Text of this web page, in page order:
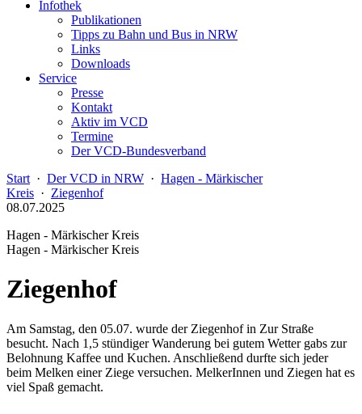
Infothek
Publikationen
Tipps zu Bahn und Bus in NRW
Links
Downloads
Service
Presse
Kontakt
Aktiv im VCD
Termine
Der VCD-Bundesverband
Start · Der VCD in NRW · Hagen - Märkischer
Kreis · Ziegenhof
08.07.2025
Hagen - Märkischer Kreis
Hagen - Märkischer Kreis
Ziegenhof
Am Samstag, den 05.07. wurde der Ziegenhof in Zur Straße
besucht. Nach 1,5 stündiger Wanderung bei gutem Wetter gabs zur
Belohnung Kaffee und Kuchen. Anschließend durfte sich jeder
beim Melken einer Ziege versuchen. MelkerInnen und Ziegen hat es
viel Spaß gemacht.